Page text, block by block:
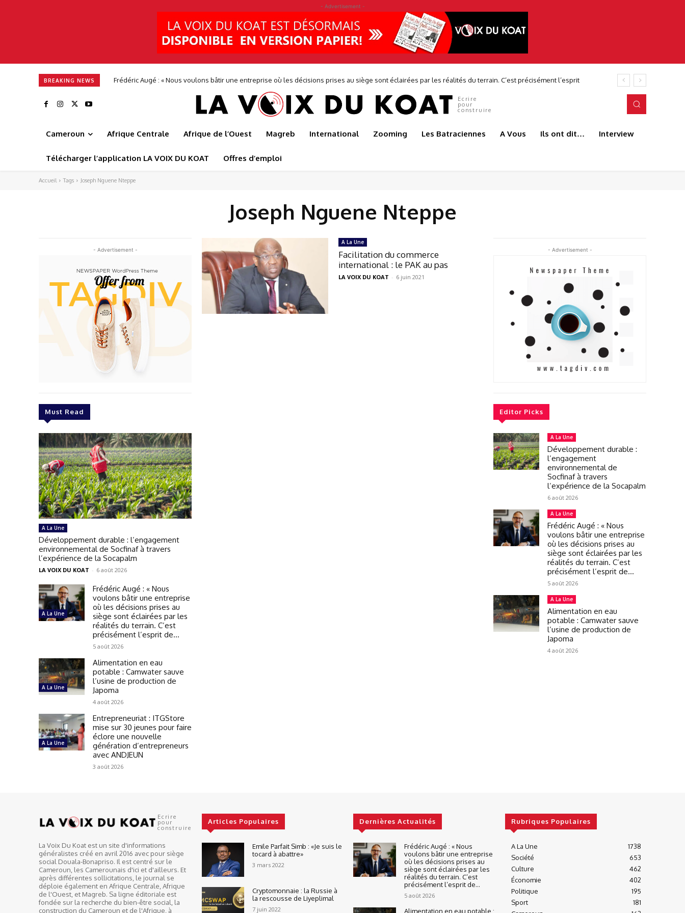
- Advertisement -
BREAKING NEWS
Frédéric Augé : « Nous voulons bâtir une entreprise où les décisions prises au siège sont éclairées par les réalités du terrain. C’est précisément l’esprit
Ecrire
pour
construire
Cameroun Afrique Centrale Afrique de l’Ouest Magreb International Zooming Les Batraciennes A Vous Ils ont dit… Interview
Télécharger l’application LA VOIX DU KOAT Offres d’emploi
Accueil Tags Joseph Nguene Nteppe
Joseph Nguene Nteppe
- Advertisement -
Must Read
A La Une
Développement durable : l’engagement
environnemental de Socfinaf à travers
l’expérience de la Socapalm
LA VOIX DU KOAT - 6 août 2026
A La Une
Frédéric Augé : « Nous
voulons bâtir une entreprise
où les décisions prises au
siège sont éclairées par les
réalités du terrain. C’est
précisément l’esprit de...
5 août 2026
A La Une
Alimentation en eau
potable : Camwater sauve
l’usine de production de
Japoma
4 août 2026
A La Une
Entrepreneuriat : ITGStore
mise sur 30 jeunes pour faire
éclore une nouvelle
génération d’entrepreneurs
avec ANDJEUN
3 août 2026
A La Une
Facilitation du commerce
international : le PAK au pas
LA VOIX DU KOAT - 6 juin 2021
- Advertisement -
Editor Picks
A La Une
Développement durable :
l’engagement
environnemental de
Socfinaf à travers
l’expérience de la Socapalm
6 août 2026
A La Une
Frédéric Augé : « Nous
voulons bâtir une entreprise
où les décisions prises au
siège sont éclairées par les
réalités du terrain. C’est
précisément l’esprit de...
5 août 2026
A La Une
Alimentation en eau
potable : Camwater sauve
l’usine de production de
Japoma
4 août 2026
Ecrire
pour
construire
La Voix Du Koat est un site d'informations
généralistes créé en avril 2016 avec pour siège
social Douala-Bonapriso. Il est centré sur le
Cameroun, les Camerounais d'ici et d'ailleurs. Et
après différentes sollicitations, le journal se
déploie également en Afrique Centrale, Afrique
de l'Ouest, et Magreb. Sa ligne éditoriale est
fondée sur la recherche du bien-être social, la
construction du Cameroun et de l'Afrique, à
Articles Populaires
Emile Parfait Simb : «Je suis le
tocard à abattre»
3 mars 2022
Cryptomonnaie : la Russie à
la rescousse de Liyeplimal
7 juin 2022
Dernières Actualités
Frédéric Augé : « Nous
voulons bâtir une entreprise
où les décisions prises au
siège sont éclairées par les
réalités du terrain. C’est
précisément l’esprit de...
5 août 2026
Alimentation en eau potable :
Rubriques Populaires
A La Une
1738
Société
653
Culture
462
Économie
402
Politique
195
Sport
181